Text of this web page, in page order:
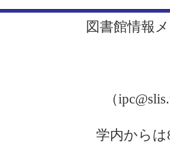
図書館情報
（
学内からは